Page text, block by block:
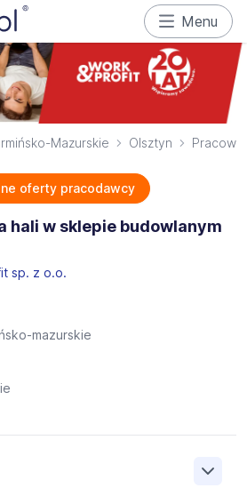
Menu
Mazurskie Olsztyn
oferty pracodawcy
hali w sklepie budowlanym
sp. z o.o.
mazurskie